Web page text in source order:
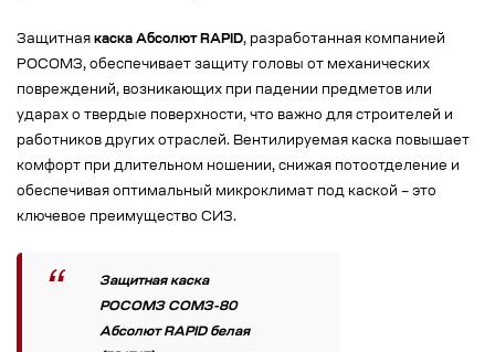
Защитная каска Абсолют RAPID, разработанная компанией
РОСОМЗ, обеспечивает защиту головы от механических
повреждений, возникающих при падении предметов или
ударах о твердые поверхности, что важно для строителей и
работников других отраслей. Вентилируемая каска повышает
комфорт при длительном ношении, снижая потоотделение и
обеспечивая оптимальный микроклимат под каской – это
ключевое преимущество СИЗ.
Защитная каска
РОСОМЗ СОМЗ-80
Абсолют RAPID белая